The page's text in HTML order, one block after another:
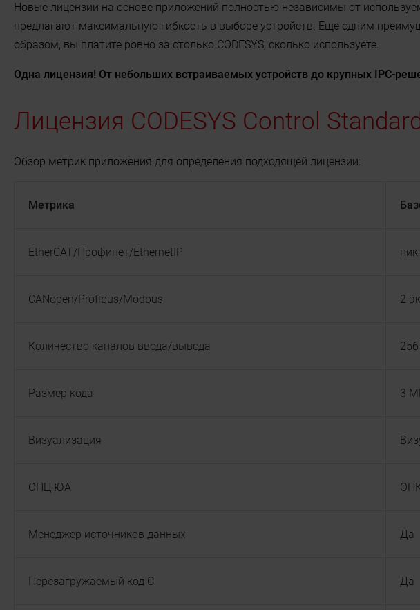
Новые лицензии на основе приложений полностью независимы от
предлагают максимальную гибкость в выборе устройств. Еще одним
образом, вы платите ровно за столько CODESYS, сколько используете.
Одна лицензия! От небольших встраиваемых устройств до крупных IPC-
Лицензия CODESYS Control
Обзор метрик приложения для определения подходящей лицензии:
Метрика
EtherCAT/Профинет/EthernetIP
CANopen/Profibus/Modbus 2
Количество каналов ввода/вывода 256
Размер кода 3
Визуализация
ОПЦ ЮА
Менеджер источников данных Да
Перезагружаемый код C Да